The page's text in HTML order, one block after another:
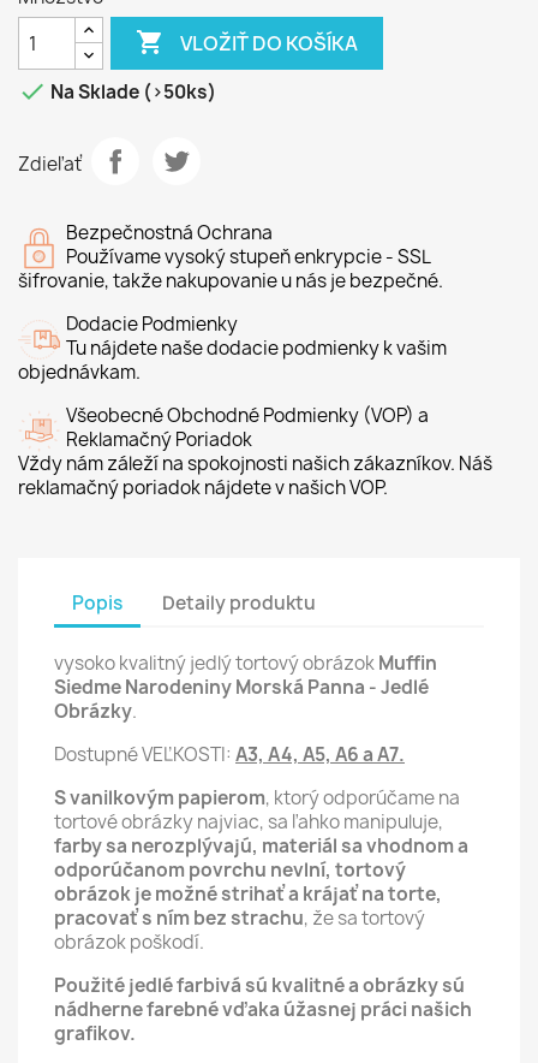
 VLOŽIŤ DO KOŠÍKA
 Na Sklade (>50ks)
Zdieľať
Bezpečnostná Ochrana
Používame vysoký stupeň enkrypcie - SSL
šifrovanie, takže nakupovanie u nás je bezpečné.
Dodacie Podmienky
Tu nájdete naše dodacie podmienky k vašim
objednávkam.
Všeobecné Obchodné Podmienky (VOP) a
Reklamačný Poriadok
Vždy nám záleží na spokojnosti našich zákazníkov. Náš
reklamačný poriadok nájdete v našich VOP.
Popis Detaily produktu
vysoko kvalitný jedlý tortový obrázokMuffin
Siedme Narodeniny Morská Panna - Jedlé
Obrázky.
Dostupné VEĽKOSTI: A3, A4, A5, A6 a A7.
S vanilkovým papierom, ktorý odporúčame na
tortové obrázky najviac, sa ľahko manipuluje,
farby sa nerozplývajú, materiál sa vhodnom a
odporúčanom povrchu nevlní, tortový
obrázok je možné strihať a krájať na torte,
pracovať s ním bez strachu, že sa tortový
obrázok poškodí.
Použité jedlé farbivá sú kvalitné a obrázky sú
nádherne farebné vďaka úžasnej práci našich
grafikov.